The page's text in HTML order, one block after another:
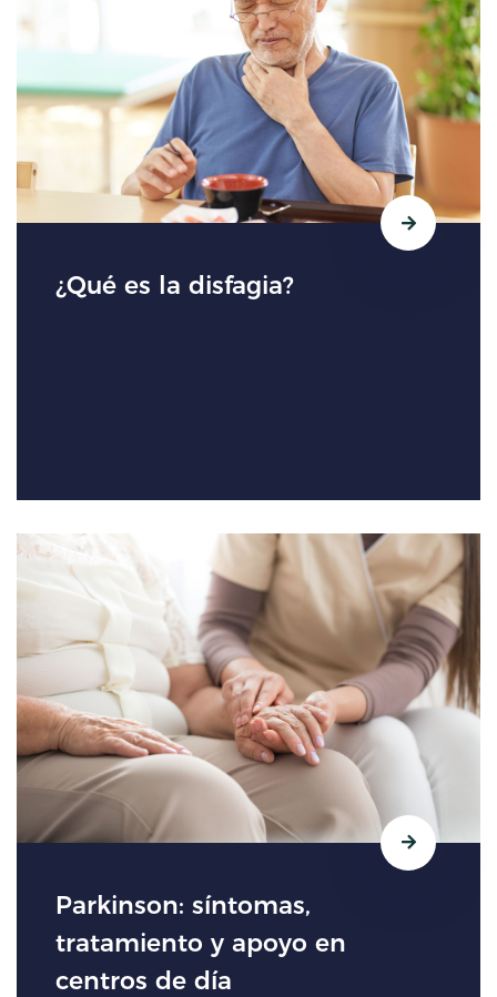
¿Qué es la disfagia?
Parkinson: síntomas,
tratamiento y apoyo en
centros de día